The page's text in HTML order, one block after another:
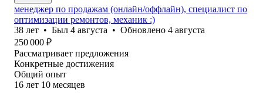
менеджер по продажам (онлайн/оффлайн), специалист по
оптимизации ремонтов, механик :)
38 лет • Был 4 августа • Обновлено 4 августа
250 000 ₽
Рассматривает предложения
Конкретные достижения
Общий опыт
16 лет 10 месяцев